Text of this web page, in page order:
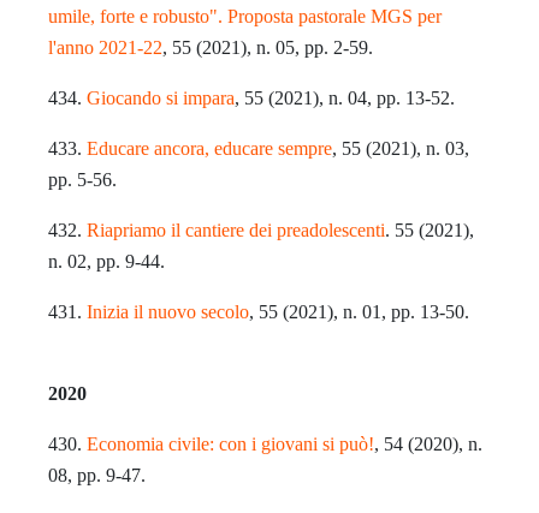
umile, forte e robusto". Proposta pastorale MGS per
l'anno 2021-22, 55 (2021), n. 05, pp. 2-59.
434. Giocando si impara, 55 (2021), n. 04, pp. 13-52.
433. Educare ancora, educare sempre, 55 (2021), n. 03,
pp. 5-56.
432. Riapriamo il cantiere dei preadolescenti. 55 (2021),
n. 02, pp. 9-44.
431. Inizia il nuovo secolo, 55 (2021), n. 01, pp. 13-50.
2020
430. Economia civile: con i giovani si può!, 54 (2020), n.
08, pp. 9-47.